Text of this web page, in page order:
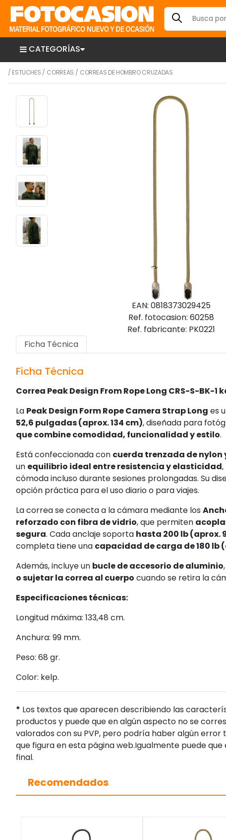
CATEGORÍAS
/ ESTUCHES / CORREAS / CORREAS DE HOMBRO CRUZADAS
EAN: 0818373029425
Ref. fotocasion: 60258
Ref. fabricante: PK0221
Ficha Técnica
Ficha Técnica
Correa Peak Design From Rope Long CRS-S-BK-1
La Peak Design Form Rope Camera Strap Long es
52,6 pulgadas (aprox. 134 cm), diseñada para
que combine comodidad, funcionalidad y estilo.
Está confeccionada con cuerda trenzada de
un equilibrio ideal entre resistencia y elasticidad
cómoda incluso durante sesiones prolongadas. Su
opción práctica para el uso diario o para viajes.
La correa se conecta a la cámara mediante los
reforzado con fibra de vidrio, que permiten
segura. Cada anclaje soporta hasta 200 lb (aprox.
completa tiene una capacidad de carga de 180 lb
Además, incluye un bucle de accesorio de aluminio
o sujetar la correa al cuerpo cuando se retira la
Especificaciones técnicas:
Longitud máxima: 133,48 cm.
Anchura: 99 mm.
Peso: 68 gr.
Color: kelp.
* Los textos que aparecen describiendo las
productos y puede que en algún aspecto no se
valorados con su PVP, pero podría haber algún
que figura en esta página web.Igualmente puede
final.
Recomendados